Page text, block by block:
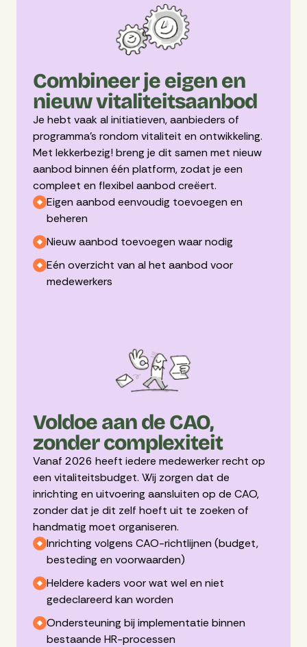
Combineer je eigen en
nieuw vitaliteitsaanbod
Je hebt vaak al initiatieven, aanbieders of
programma’s rondom vitaliteit en ontwikkeling.
Met lekkerbezig! breng je dit samen met nieuw
aanbod binnen één platform, zodat je een
compleet en flexibel aanbod creëert.
Eigen aanbod eenvoudig toevoegen en
beheren
Nieuw aanbod toevoegen waar nodig
Eén overzicht van al het aanbod voor
medewerkers
Voldoe aan de CAO,
zonder complexiteit
Vanaf 2026 heeft iedere medewerker recht op
een vitaliteitsbudget. Wij zorgen dat de
inrichting en uitvoering aansluiten op de CAO,
zonder dat je dit zelf hoeft uit te zoeken of
handmatig moet organiseren.
Inrichting volgens CAO-richtlijnen (budget,
besteding en voorwaarden)
Heldere kaders voor wat wel en niet
gedeclareerd kan worden
Ondersteuning bij implementatie binnen
bestaande HR-processen